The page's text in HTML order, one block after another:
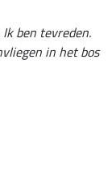
ben tevreden.
in het bos